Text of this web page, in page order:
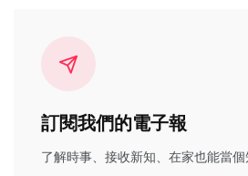
訂閱我們的電子報
了解時事、接收新知、在家也能當個